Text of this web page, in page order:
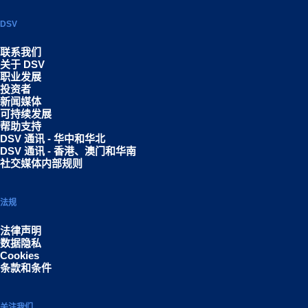
DSV
联系我们
关于 DSV
职业发展
投资者
新闻媒体
可持续发展
帮助支持
DSV 通讯 - 华中和华北
DSV 通讯 - 香港、澳门和华南
社交媒体内部规则
法规
法律声明
数据隐私
Cookies
条款和条件